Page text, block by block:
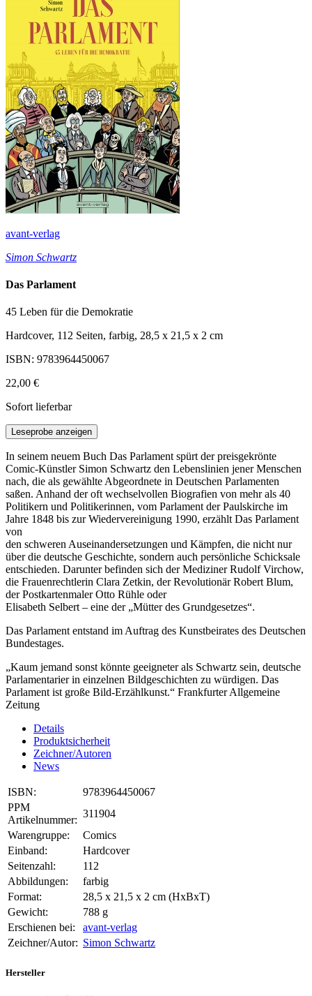
avant-verlag
Simon Schwartz
Das Parlament
45 Leben für die Demokratie
Hardcover, 112 Seiten, farbig, 28,5 x 21,5 x 2 cm
ISBN: 9783964450067
22,00 €
Sofort lieferbar
Leseprobe anzeigen
In seinem neuem Buch Das Parlament spürt der preisgekrönte
Comic-Künstler Simon Schwartz den Lebenslinien jener Menschen
nach, die als gewählte Abgeordnete in Deutschen Parlamenten
saßen. Anhand der oft wechselvollen Biografien von mehr als 40
Politikern und Politikerinnen, vom Parlament der Paulskirche im
Jahre 1848 bis zur Wiedervereinigung 1990, erzählt Das Parlament
von
den schweren Auseinandersetzungen und Kämpfen, die nicht nur
über die deutsche Geschichte, sondern auch persönliche Schicksale
entschieden. Darunter befinden sich der Mediziner Rudolf Virchow,
die Frauenrechtlerin Clara Zetkin, der Revolutionär Robert Blum,
der Postkartenmaler Otto Rühle oder
Elisabeth Selbert – eine der „Mütter des Grundgesetzes“.
Das Parlament entstand im Auftrag des Kunstbeirates des Deutschen
Bundestages.
„Kaum jemand sonst könnte geeigneter als Schwartz sein, deutsche
Parlamentarier in einzelnen Bildgeschichten zu würdigen. Das
Parlament ist große Bild-Erzählkunst.“ Frankfurter Allgemeine
Zeitung
Details
Produktsicherheit
Zeichner/Autoren
News
ISBN:
9783964450067
PPM
Artikelnummer:
311904
Warengruppe:
Comics
Einband:
Hardcover
Seitenzahl:
112
Abbildungen:
farbig
Format:
28,5 x 21,5 x 2 cm (HxBxT)
Gewicht:
788 g
Erschienen bei:
avant-verlag
Zeichner/Autor: Simon Schwartz
Hersteller